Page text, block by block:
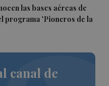
las bases aéreas de
programa 'Pioneros de la
canal de